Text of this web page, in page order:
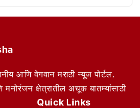
आणि वेगवान मराठी न्यूज पोर्टल.
क्षेत्रातील अचूक बातम्यांसाठी
Quick Links